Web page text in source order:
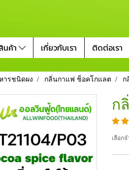
นค้า เกี่ยวกับเรา ติดต่อเรา
ารชนิดผง กลิ่นกาแฟ ช็อคโกแลต ก
ก
เลือก